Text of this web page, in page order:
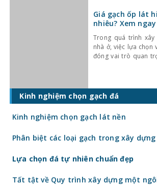
khiến không gian
thuộc nhiều
Giá gạch ốp lát
nhiêu? Xem
Trong quá trình
nhà ở, việc lựa chọn
đóng vai trò quan
gạch
Kinh nghiệm chọn gạch đá
Kinh nghiệm chọn gạch lát nền
Phân biệt các loại gạch trong xây dựng
Lựa chọn đá tự nhiên chuẩn đẹp
Tất tật về Quy trình xây dựng một